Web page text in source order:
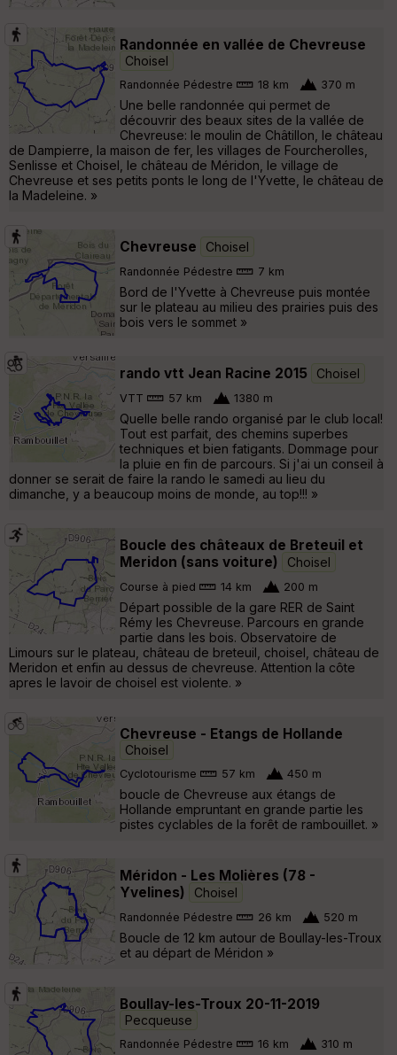
Randonnée en vallée de Chevreuse
Choisel
Randonnée Pédestre 18 km 370 m
Une belle randonnée qui permet de
découvrir des beaux sites de la vallée de
Chevreuse: le moulin de Châtillon, le château
de Dampierre, la maison de fer, les villages de Fourcherolles,
Senlisse et Choisel, le château de Méridon, le village de
Chevreuse et ses petits ponts le long de l'Yvette, le château de
la Madeleine. »
Chevreuse Choisel
Randonnée Pédestre 7 km
Bord de l'Yvette à Chevreuse puis montée
sur le plateau au milieu des prairies puis des
bois vers le sommet »
rando vtt Jean Racine 2015 Choisel
VTT 57 km 1380 m
Quelle belle rando organisé par le club local!
Tout est parfait, des chemins superbes
techniques et bien fatigants. Dommage pour
la pluie en fin de parcours. Si j'ai un conseil à
donner se serait de faire la rando le samedi au lieu du
dimanche, y a beaucoup moins de monde, au top!!! »
Boucle des châteaux de Breteuil et
Meridon (sans voiture)
Choisel
Course à pied 14 km 200 m
Départ possible de la gare RER de Saint
Rémy les Chevreuse. Parcours en grande
partie dans les bois. Observatoire de
Limours sur le plateau, château de breteuil, choisel, château de
Meridon et enfin au dessus de chevreuse. Attention la côte
apres le lavoir de choisel est violente. »
Chevreuse - Etangs de Hollande
Choisel
Cyclotourisme 57 km 450 m
boucle de Chevreuse aux étangs de
Hollande empruntant en grande partie les
pistes cyclables de la forêt de rambouillet. »
Méridon - Les Molières (78 -
Yvelines)
Choisel
Randonnée Pédestre 26 km 520 m
Boucle de 12 km autour de Boullay-les-Troux
et au départ de Méridon »
Boullay-les-Troux 20-11-2019
Pecqueuse
Randonnée Pédestre 16 km 310 m